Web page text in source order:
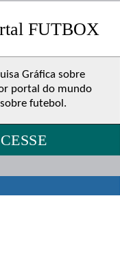
FUTBOX
Gráfica sobre
portal do mundo
futebol.